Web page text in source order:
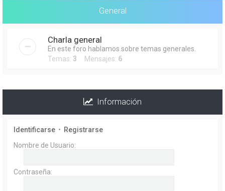
General
Charla general
En este foro hablamos sobre temas generales.
Temas: 3 Mensajes: 6
Información
Identificarse • Registrarse
Nombre de Usuario:
Contraseña: